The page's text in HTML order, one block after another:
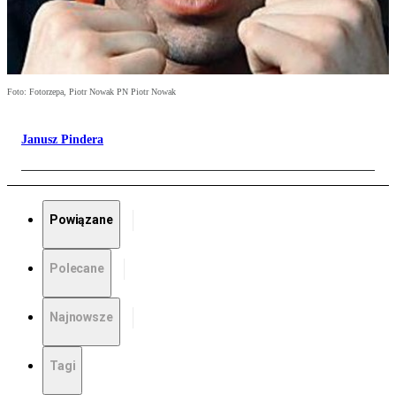
Foto: Fotorzepa, Piotr Nowak PN Piotr Nowak
Janusz Pindera
Powiązane
Polecane
Najnowsze
Tagi